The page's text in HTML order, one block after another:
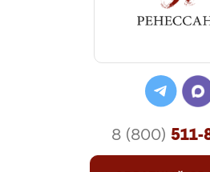
8 (800) 511-